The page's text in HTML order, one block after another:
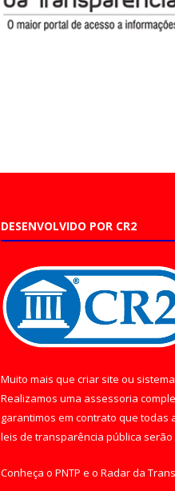
DESENVOLVIDO POR CR2
Muito mais que criar site ou
Realizamos uma assessoria
garantimos em contrato que todas
leis de transparência pública serão
Conheça o PNTP e o Radar da